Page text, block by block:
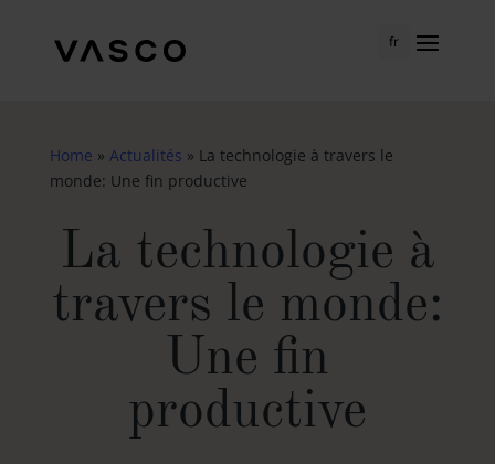
fr
Home » Actualités » La technologie à travers le
monde: Une fin productive
La technologie à
travers le monde:
Une fin
productive